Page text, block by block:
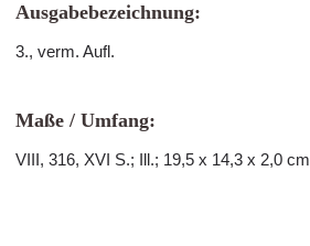
Ausgabebezeichnung:
3., verm. Aufl.
Maße / Umfang:
VIII, 316, XVI S.; Ill.; 19,5 x 14,3 x 2,0 cm